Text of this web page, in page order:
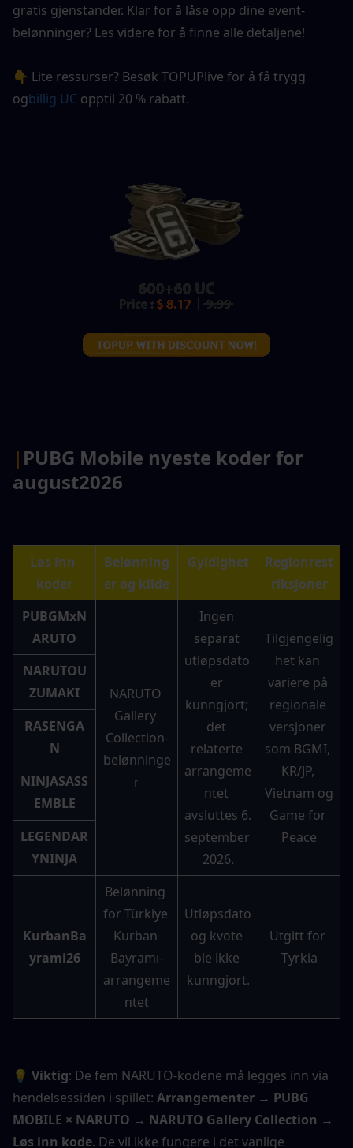
gratis gjenstander. Klar for å låse opp dine event-
belønninger? Les videre for å finne alle detaljene!
👇 Lite ressurser? Besøk TOPUPlive for å få trygg
ogbillig UC opptil 20 % rabatt.
| PUBG Mobile nyeste koder for
august2026
Løs inn
koder
Belønning
er og kilde
Gyldighet
Regionrest
riksjoner
PUBGMxN
ARUTO
NARUTO
Gallery
Collection-
belønninge
r
Ingen
separat
utløpsdato
er
kunngjort;
det
relaterte
arrangeme
ntet
avsluttes 6.
september
2026.
Tilgjengelig
het kan
variere på
regionale
versjoner
som BGMI,
KR/JP,
Vietnam og
Game for
Peace
NARUTOU
ZUMAKI
RASENGA
N
NINJASASS
EMBLE
LEGENDAR
YNINJA
KurbanBa
yrami26
Belønning
for Türkiye
Kurban
Bayramı-
arrangeme
ntet
Utløpsdato
og kvote
ble ikke
kunngjort.
Utgitt for
Tyrkia
💡 Viktig: De fem NARUTO-kodene må legges inn via
hendelsessiden i spillet: Arrangementer → PUBG
MOBILE × NARUTO → NARUTO Gallery Collection →
Løs inn kode. De vil ikke fungere i det vanlige